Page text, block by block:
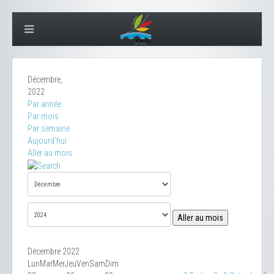
Décembre,
2022
Par année
Par mois
Par semaine
Aujourd'hui
Aller au mois
Aller au mois
Décembre 2022
LunMarMerJeuVenSamDim